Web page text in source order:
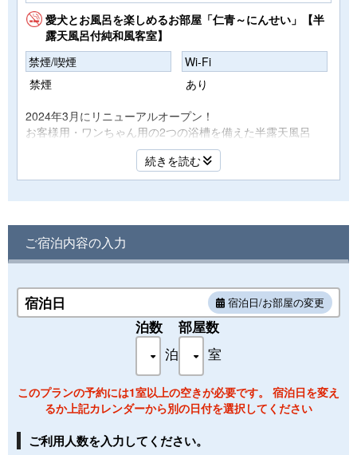
愛犬とお風呂を楽しめるお部屋「仁青～にんせい」【半
露天風呂付純和風客室】
禁煙/喫煙
禁煙
Wi-Fi
あり
2024年3月にリニューアルオープン！
お客様用・ワンちゃん用の2つの浴槽を備えた半露天風呂
と、畳の上にツインベッドを設置した、和室タイプのお部屋
広めのお部屋のため、多頭のワンちゃんをお連れのお客様
※半露天風呂のお湯は温泉ではありません。
テレビ、内線電話、湯沸かしポット、お茶セット、冷蔵庫
（中は入っていません）、ドライヤー、洗浄機付トイレ、ハ
ンドソープ、ボディーソープ、シャンプー、リンス、ハミガ
キセット、タオル、バスタオル、浴衣、たび
◆◆ ワンちゃん用アメニティ（一例） ◆◆
トイレシート5枚、ウェットシート1箱、粘着テープ1本、消
臭スプレー1本、お散歩バッグ、トイレトレー
続きを読む
ご宿泊内容の入力
宿泊日 宿泊日/お部屋の変更
泊数
泊
部屋数
室
このプランの予約には1室以上の空きが必要です。 宿泊日を変え
るか上記カレンダーから別の日付を選択してください
ご利用人数を入力してください。